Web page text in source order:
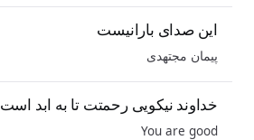
این صدای بارانیست
پیمان مجتهدی
خداوند نیکویی رحمتت تا به ابد است
You are good